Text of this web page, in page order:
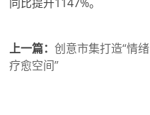
上一篇：创意市集打造“情绪
疗愈空间”